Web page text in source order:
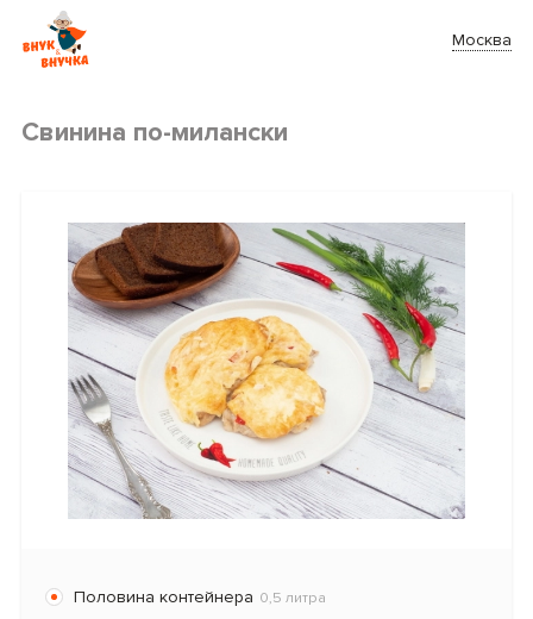
Москва
Свинина по-милански
Половина контейнера 0,5 литра